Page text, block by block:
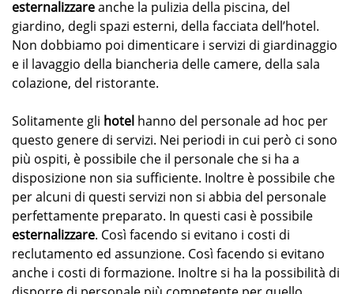
esternalizzareanche la pulizia della piscina, del
giardino, degli spazi esterni, della facciata dell’hotel.
Non dobbiamo poi dimenticare i servizi di giardinaggio
e il lavaggio della biancheria delle camere, della sala
colazione, del ristorante.
Solitamente gli hotel hanno del personale ad hoc per
questo genere di servizi. Nei periodi in cui però ci sono
più ospiti, è possibile che il personale che si ha a
disposizione non sia sufficiente. Inoltre è possibile che
per alcuni di questi servizi non si abbia del personale
perfettamente preparato. In questi casi è possibile
esternalizzare. Così facendo si evitano i costi di
reclutamento ed assunzione. Così facendo si evitano
anche i costi di formazione. Inoltre si ha la possibilità di